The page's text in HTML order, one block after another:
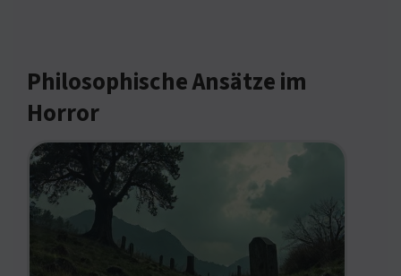
Philosophische Ansätze im
Horror